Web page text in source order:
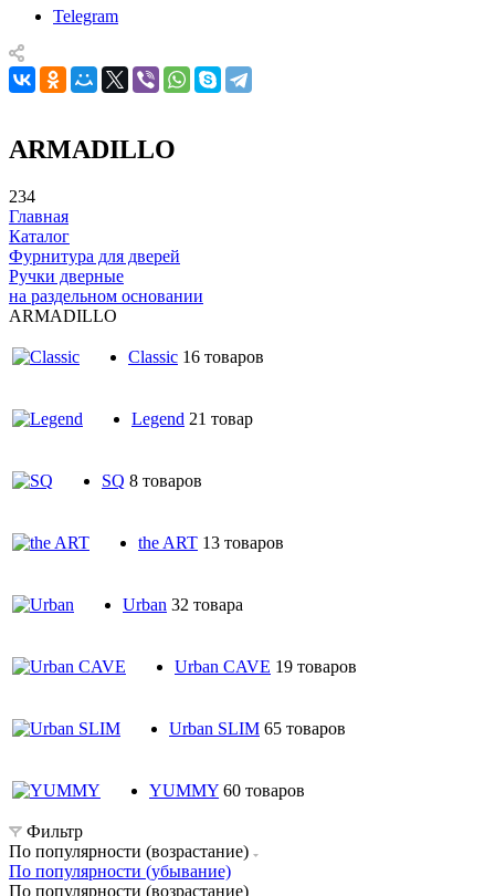
Telegram
ARMADILLO
234
Главная
Каталог
Фурнитура для дверей
Ручки дверные
на раздельном основании
ARMADILLO
Classic 16 товаров
Legend 21 товар
SQ 8 товаров
the ART 13 товаров
Urban 32 товара
Urban CAVE 19 товаров
Urban SLIM 65 товаров
YUMMY 60 товаров
Фильтр
По популярности (возрастание)
По популярности (убывание)
По популярности (возрастание)